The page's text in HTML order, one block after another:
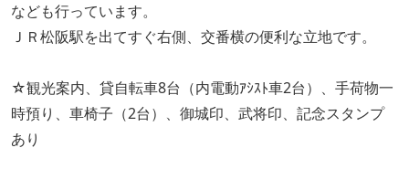
なども行っています。
ＪＲ松阪駅を出てすぐ右側、交番横の便利な立地です。
☆観光案内、貸自転車8台（内電動ｱｼｽﾄ車2台）、手荷物一
時預り、車椅子（2台）、御城印、武将印、記念スタンプ
あり